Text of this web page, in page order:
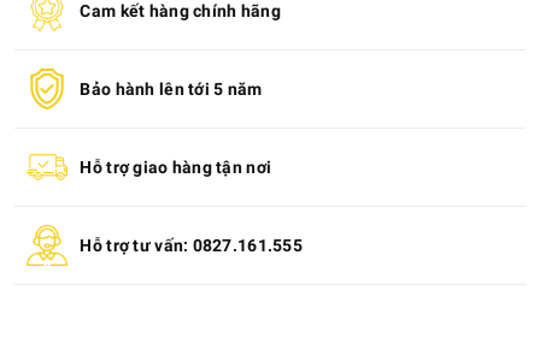
Cam kết hàng chính hãng
Bảo hành lên tới 5 năm
Hỗ trợ giao hàng tận nơi
Hỗ trợ tư vấn: 0827.161.555